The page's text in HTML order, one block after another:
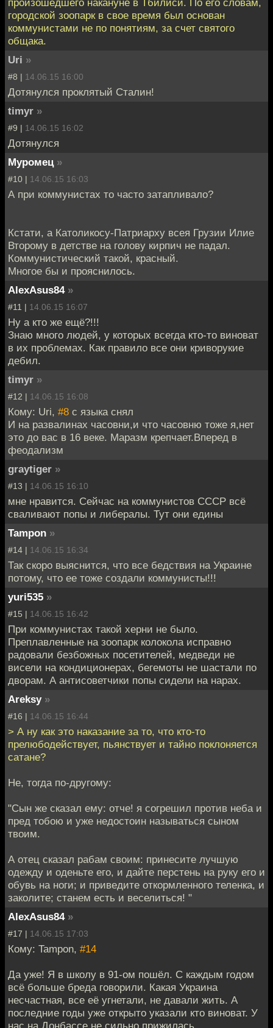
городской зоопарк в свое время был основан
коммунистами не по понятиям, за счет святого
общака.
Uri »
#8 | 14.06.15 16:00
Дотянулся проклятый Сталин!
timyr »
#9 | 14.06.15 16:02
Дотянулся
Муромец »
#10 | 14.06.15 16:03
А при коммунистах то часто затапливало?
Кстати, а Католикосу-Патриарху всея Грузии Илие
Второму в детстве на голову кирпич не падал.
Коммунистический такой, красный.
Многое бы и прояснилось.
AlexAsus84 »
#11 | 14.06.15 16:07
Ну а кто же ещё?!!!
Знаю много людей, у которых всегда кто-то виноват
в их проблемах. Как правило все они криворукие
дебил.
timyr »
#12 | 14.06.15 16:08
Кому: Uri, #8 с языка снял
И на развалинах часовни,и что часовню тоже я,нет
это до вас в 16 веке. Маразм крепчает.Вперед в
феодализм
graytiger »
#13 | 14.06.15 16:10
мне нравится. Сейчас на коммунистов СССР всё
сваливают попы и либералы. Тут они едины
Tampon »
#14 | 14.06.15 16:34
Так скоро выяснится, что все бедствия на Украине
потому, что ее тоже создали коммунисты!!!
yuri535 »
#15 | 14.06.15 16:42
При коммунистах такой херни не было.
Преплавленные на зоопарк колокола исправно
радовали безбожных посетителей, медведи не
висели на кондиционерах, бегемоты не шастали по
дворам. А антисоветчики попы сидели на нарах.
Areksy »
#16 | 14.06.15 16:44
> А ну как это наказание за то, что кто-то
прелюбодействует, пьянствует и тайно поклоняется
сатане?
Не, тогда по-другому:
"Сын же сказал ему: отче! я согрешил против неба и
пред тобою и уже недостоин называться сыном
твоим.
А отец сказал рабам своим: принесите лучшую
одежду и оденьте его, и дайте перстень на руку его и
обувь на ноги; и приведите откормленного теленка, и
заколите; станем есть и веселиться! "
AlexAsus84 »
#17 | 14.06.15 17:03
Кому: Tampon, #14
Да уже! Я в школу в 91-ом пошёл. С каждым годом
всё больше бреда говорили. Какая Украина
несчастная, все её угнетали, не давали жить. А
последние годы уже открыто указали кто виноват. У